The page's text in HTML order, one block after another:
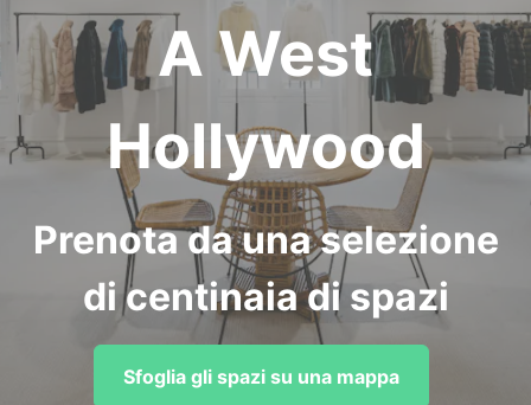
A West
Hollywood
Prenota da una selezione
di centinaia di spazi
Sfoglia gli spazi su una mappa